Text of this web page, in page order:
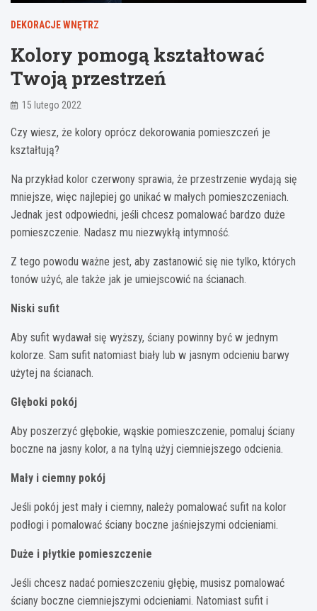
DEKORACJE WNĘTRZ
Kolory pomogą kształtować
Twoją przestrzeń
15 lutego 2022
Czy wiesz, że kolory oprócz dekorowania pomieszczeń je
kształtują?
Na przykład kolor czerwony sprawia, że ​​przestrzenie wydają się
mniejsze, więc najlepiej go unikać w małych pomieszczeniach.
Jednak jest odpowiedni, jeśli chcesz pomalować bardzo duże
pomieszczenie. Nadasz mu niezwykłą intymność.
Z tego powodu ważne jest, aby zastanowić się nie tylko, których
tonów użyć, ale także jak je umiejscowić na ścianach.
Niski sufit
Aby sufit wydawał się wyższy, ściany powinny być w jednym
kolorze. Sam sufit natomiast biały lub w jasnym odcieniu barwy
użytej na ścianach.
Głęboki pokój
Aby poszerzyć głębokie, wąskie pomieszczenie, pomaluj ściany
boczne na jasny kolor, a na tylną użyj ciemniejszego odcienia.
Mały i ciemny pokój
Jeśli pokój jest mały i ciemny, należy pomalować sufit na kolor
podłogi i pomalować ściany boczne jaśniejszymi odcieniami.
Duże i płytkie pomieszczenie
Jeśli chcesz nadać pomieszczeniu głębię, musisz pomalować
ściany boczne ciemniejszymi odcieniami. Natomiast sufit i